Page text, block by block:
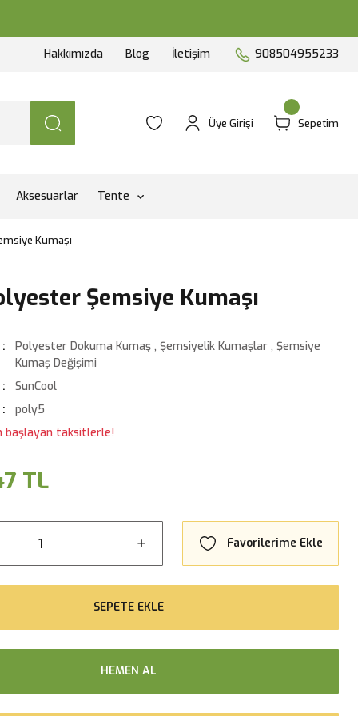
Hakkımızda Blog İletişim 908504955233
Üye Girişi Sepetim
Aksesuarlar Tente
Kumaşı
Şemsiye Kumaşı
Polyester Dokuma Kumaş ,Şemsiyelik Kumaşlar ,Şemsiye
Kumaş Değişimi
SunCool
poly5
başlayan taksitlerle!
TL
SEPETE EKLE
HEMEN AL